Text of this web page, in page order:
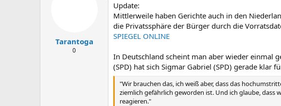
Tarantoga
0
Update:
Mittlerweile haben Gerichte auch in den
die Privatssphäre der Bürger durch die
SPIEGEL ONLINE
In Deutschland scheint man aber wieder einmal
(SPD) hat sich Sigmar Gabriel (SPD) gerade klar
"Wir brauchen das, ich weiß aber, dass das
ziemlich gefährlich geworden ist. Und ich glaube, dass
reagieren."